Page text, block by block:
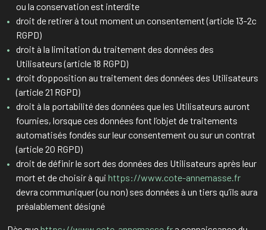
ou la conservation est interdite
droit de retirer à tout moment un consentement (article 13-2c
RGPD)
droit à la limitation du traitement des données des
Utilisateurs (article 18 RGPD)
droit d’opposition au traitement des données des Utilisateurs
(article 21 RGPD)
droit à la portabilité des données que les Utilisateurs auront
fournies, lorsque ces données font l’objet de traitements
automatisés fondés sur leur consentement ou sur un contrat
(article 20 RGPD)
droit de définir le sort des données des Utilisateurs après leur
mort et de choisir à qui https://www.cote-annemasse.fr
devra communiquer (ou non) ses données à un tiers qu’ils aura
préalablement désigné